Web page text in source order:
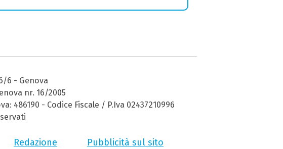
6 - Genova
nr. 16/2005
486190 - Codice Fiscale / P.Iva 02437210996
Redazione Pubblicità sul sito